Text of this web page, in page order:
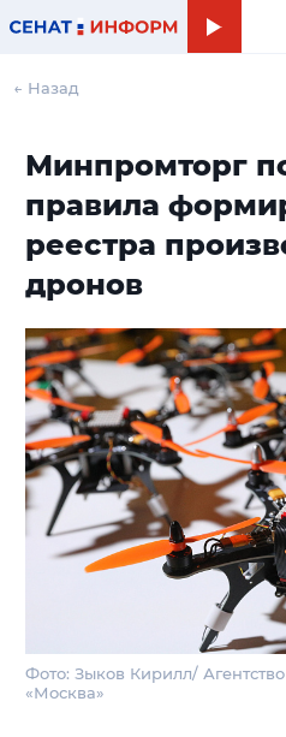
← Назад
Минпромторг
правила
реестра
дронов
Фото: Зыков Кирилл/
«Москва»